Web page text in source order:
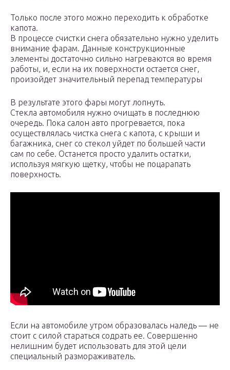
Только после этого можно переходить к обработке
капота.
В процессе счистки снега обязательно нужно уделить
внимание фарам. Данные конструкционные
элементы достаточно сильно нагреваются во время
работы, и, если на их поверхности остается снег,
произойдет значительный перепад температуры
В результате этого фары могут лопнуть.
Стекла автомобиля нужно очищать в последнюю
очередь. Пока салон авто прогревается, пока
осуществлялась чистка снега с капота, с крыши и
багажника, снег со стекол уйдет по большей части
сам по себе. Останется просто удалить остатки,
используя мягкую щетку, чтобы не поцарапать
поверхность.
Если на автомобиле утром образовалась наледь — не
стоит с силой стараться содрать ее. Совершенно
нелишним будет использовать для этой цели
специальный размораживатель.